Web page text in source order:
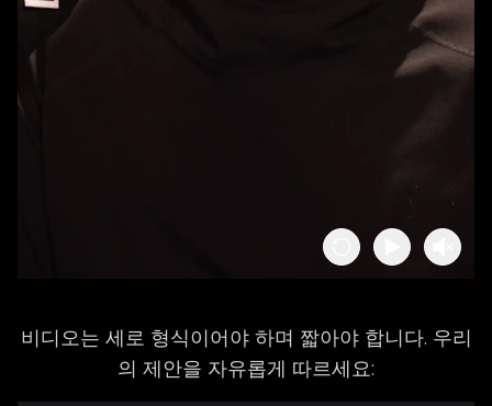
비디오는 세로 형식이어야 하며 짧아야 합니다. 우리
의 제안을 자유롭게 따르세요: